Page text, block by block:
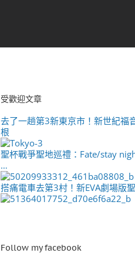
受歡迎文章
去了一趟第3新東京市！新世紀福
根
聖杯戰爭聖地巡禮：Fate/stay
…
搭痛電車去第3村！新EVA劇場版
Follow my facebook